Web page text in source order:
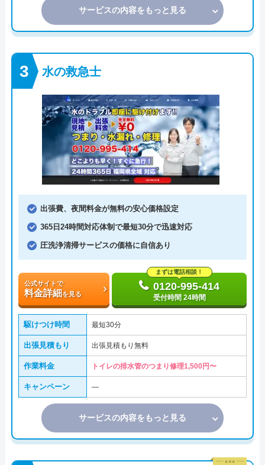
サービスの内容をもっと見る
水の救急士
出張費、夜間料金が無料の安心価格設定
365日24時間対応体制で最短30分で迅速対応
圧洗浄清掃サービスの価格に自信あり
公式サイトで
料金詳細を見る
まずは電話相談！
0120-995-414
受付時間 24時間
駆けつけ時間 最短30分
出張見積もり 出張見積もり無料
作業料金 トイレの排水管のつまり修理1,500円〜
キャンペーン ―
サービスの内容をもっと見る